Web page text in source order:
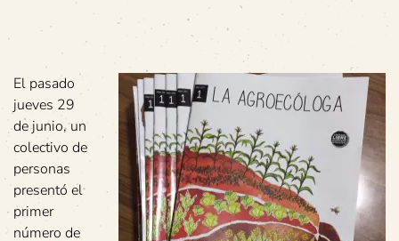
El pasado
jueves 29
de junio, un
colectivo de
personas
presentó el
primer
número de